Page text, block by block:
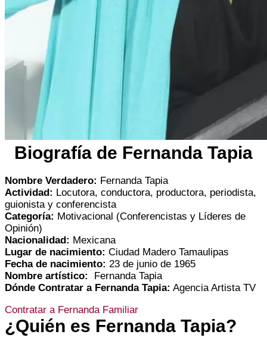
Biografía de Fernanda Tapia
Nombre Verdadero: Fernanda Tapia
Actividad: Locutora, conductora, productora, periodista,
guionista y conferencista
Categoría: Motivacional (Conferencistas y Líderes de
Opinión)
Nacionalidad: Mexicana
Lugar de nacimiento: Ciudad Madero Tamaulipas
Fecha de nacimiento: 23 de junio de 1965
Nombre artístico:
Fernanda Tapia
Dónde Contratar a Fernanda Tapia: Agencia Artista TV
Contratar a Fernanda Familiar
¿Quién es Fernanda Tapia?